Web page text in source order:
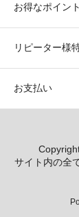
お得なポイン
リピーター様
お支払い
サイト内の全